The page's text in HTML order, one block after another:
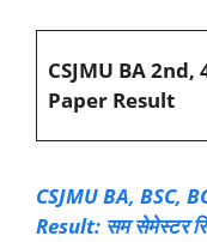
CSJMU BA
Paper Result
CSJMU BA, BSC,
Result: सम सेमेस्टर